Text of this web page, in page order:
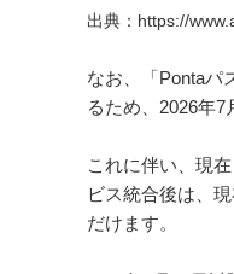
出典：https://
なお、「Pontaパ
るため、2026年7
これに伴い、現
ビス統合後は、
だけます。